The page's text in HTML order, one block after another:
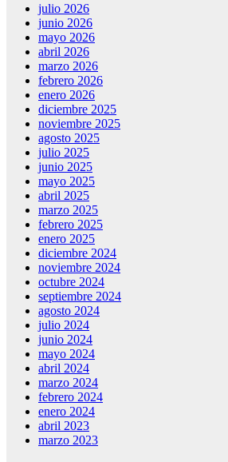
julio 2026
junio 2026
mayo 2026
abril 2026
marzo 2026
febrero 2026
enero 2026
diciembre 2025
noviembre 2025
agosto 2025
julio 2025
junio 2025
mayo 2025
abril 2025
marzo 2025
febrero 2025
enero 2025
diciembre 2024
noviembre 2024
octubre 2024
septiembre 2024
agosto 2024
julio 2024
junio 2024
mayo 2024
abril 2024
marzo 2024
febrero 2024
enero 2024
abril 2023
marzo 2023